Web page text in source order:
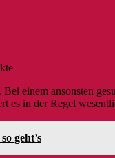
einem ansonsten
es in der Regel
geht’s